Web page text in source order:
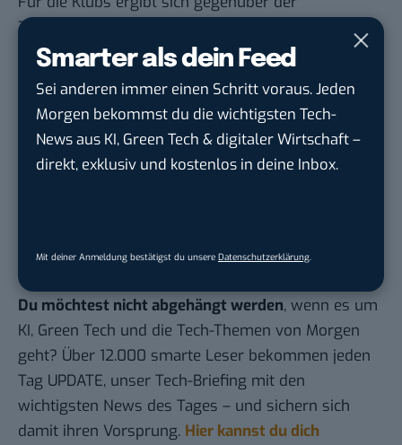
Smarter als dein Feed
Sei anderen immer einen Schritt voraus. Jeden
Morgen bekommst du die wichtigsten Tech-
News aus KI, Green Tech & digitaler Wirtschaft –
direkt, exklusiv und kostenlos in deine Inbox.
Mit deiner Anmeldung bestätigst du unsere Datenschutzerklärung
Zentralvermarktung insgesamt natürlich eine
Chance. In der Umsetzung bedeutet dies vermutlich
die Erweiterung bestehender Partnerschaften oder
die Erstellung von Paketen für neue Sponsoring-
Partner. Der Einzelwert der Trikotärmel-Platzierung
wird also nicht immer ersichtlich sein. Und es ist ja
auch nicht komplett ausgeschlossen, dass trotz der
allem um Sichtbarkeit geht.
Du möchtest nicht abgehängt werden, wenn es um
KI, Green Tech und die Tech-Themen von Morgen
geht? Über 12.000 smarte Leser bekommen jeden
Tag UPDATE, unser Tech-Briefing mit den
wichtigsten News des Tages – und sichern sich
damit ihren Vorsprung. Hier kannst du dich